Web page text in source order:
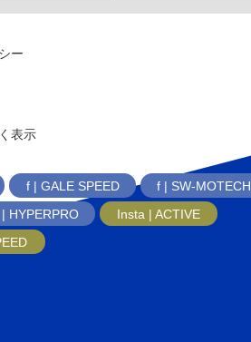
ー
表示
f | GALE SPEED
f | SW-MOTECH
HYPERPRO
Insta | ACTIVE